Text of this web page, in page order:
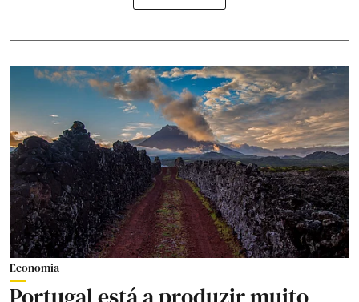
Economia